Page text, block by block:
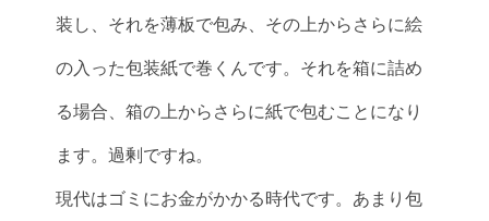
装し、それを薄板で包み、その上からさらに絵
の入った包装紙で巻くんです。それを箱に詰め
る場合、箱の上からさらに紙で包むことになり
ます。過剰ですね。
現代はゴミにお金がかかる時代です。あまり包